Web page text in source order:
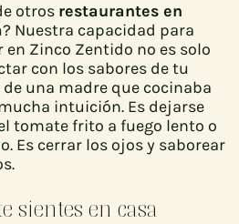
otros restaurantes en
? Nuestra capacidad para
en Zinco Zentido no es solo
con los sabores de tu
una madre que cocinaba
intuición. Es dejarse
tomate frito a fuego lento o
Es cerrar los ojos y saborear
sientes en casa